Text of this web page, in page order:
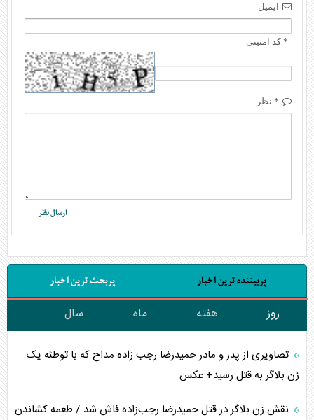
ایمیل
* کد امنیتی
* نظر
پربیننده ترین اخبار پربحث ترین اخبار
روز هفته ماه سال
تصاویری از پدر و مادر حمیدرضا رجب زاده مداح که با توطئه یک
زن بلاگر به قتل رسید+ عکس
نقش زن بلاگر در قتل حمیدرضا رجب‌زاده فاش شد / طعمه کشاندن